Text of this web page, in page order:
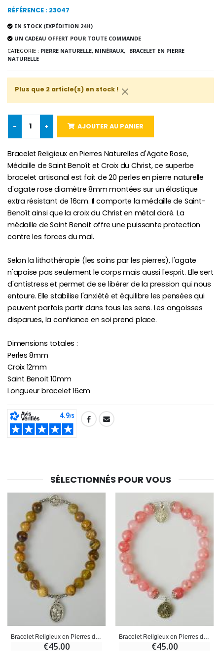
Bougie Neuvaine pour une Guérison - 17.5cm
€4.90 €23.00
RÉFÉRENCE : 23047
EN STOCK (EXPÉDITION 24H)
UN CADEAU OFFERT POUR TOUTE COMMANDE
CATEGORIE : PIERRE NATURELLE, MINÉRAUX, BRACELET EN PIERRE
NATURELLE
Plus que 2 article(s) en stock !
- + AJOUTER AU PANIER
Bracelet Religieux en Pierres Naturelles d'Agate Rose,
Médaille de Saint Benoît et Croix du Christ, ce superbe
bracelet artisanal est fait de 20 perles en pierre naturelle
d'agate rose diamètre 8mm montées sur un élastique
extra résistant de 16cm. Il comporte la médaille de Saint-
Benoît ainsi que la croix du Christ en métal doré. La
médaille de Saint Benoit offre une puissante protection
contre les forces du mal.
Selon la lithothérapie (les soins par les pierres), l'agate
n'apaise pas seulement le corps mais aussi l'esprit. Elle sert
d'antistress et permet de se libérer de la pression qui nous
entoure. Elle stabilise l'anxiété et équilibre les pensées qui
peuvent parfois partir dans tous les sens. Les angoisses
disparues, la confiance en soi prend place.
Dimensions totales :
Perles 8mm
Croix 12mm
Saint Benoit 10mm
Longueur bracelet 16cm
SHARE:
SÉLECTIONNÉS POUR VOUS
€45.00 €45.00